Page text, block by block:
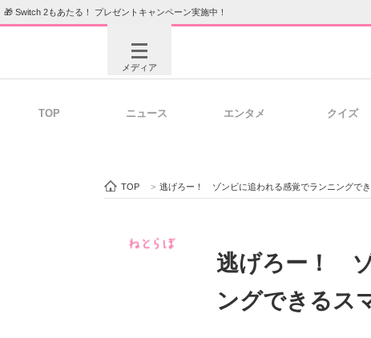
🎁 Switch 2もあたる！ プレゼントキャンペーン実施中！
メディア
ITエンジニア向け専門サイト 企業向けIT製
TOP ニュース エンタメ クイズ
TOP > 逃げろー！ ゾンビに追われる感覚でランニングで
逃げろー！
ングできるス